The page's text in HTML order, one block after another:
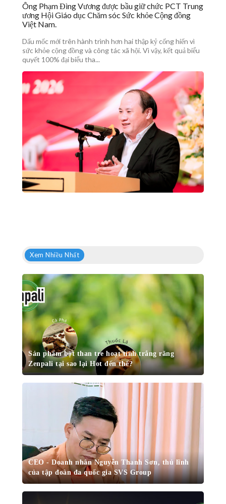
Ông Phạm Đìng Vương được bầu giữ chức PCT Trung
ương Hội Giáo dục Chăm sóc Sức khỏe Cộng đồng
Việt Nam.
Dấu mốc mới trên hành trình hơn hai thập kỷ cống hiến vì
sức khỏe cộng đồng và công tác xã hội. Vì vậy, kết quả biểu
quyết 100% đại biểu tha...
Xem Nhiều Nhất
Sản phẩm bột than tre hoạt tính trắng răng
Zenpali tại sao lại Hot đến thế?
CEO - Doanh nhân Nguyễn Thanh Sơn, thủ lĩnh
của tập đoàn đa quốc gia SVS Group